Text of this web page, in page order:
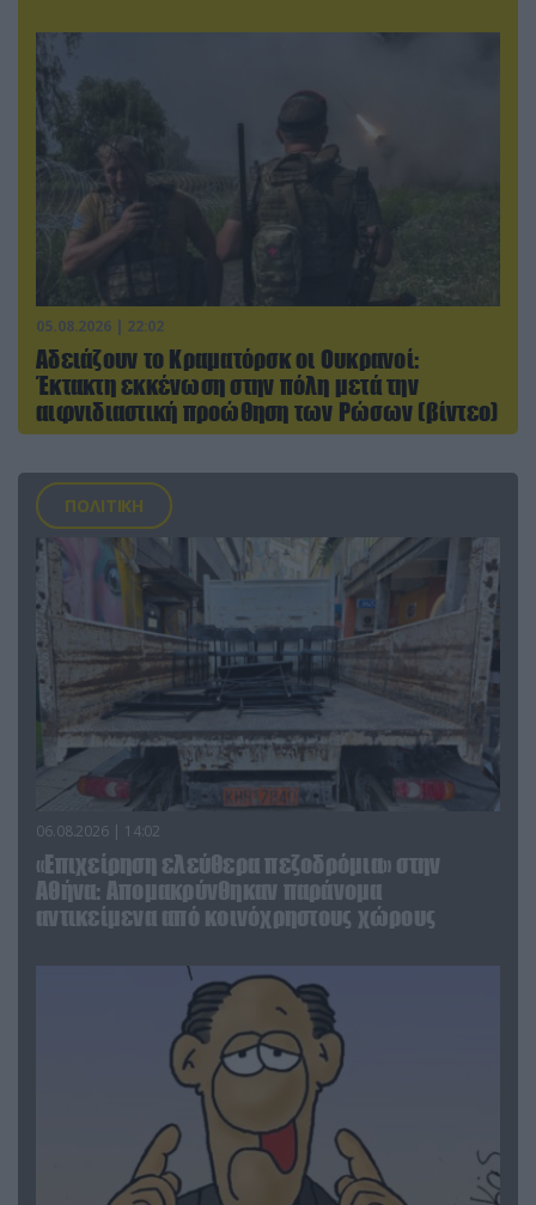
05.08.2026 | 22:02
Αδειάζουν το Κραματόρσκ οι Ουκρανοί:
Έκτακτη εκκένωση στην πόλη μετά την
αιφνιδιαστική προώθηση των Ρώσων (βίντεο)
ΠΟΛΙΤΙΚΗ
06.08.2026 | 14:02
«Επιχείρηση ελεύθερα πεζοδρόμια» στην
Αθήνα: Απομακρύνθηκαν παράνομα
αντικείμενα από κοινόχρηστους χώρους